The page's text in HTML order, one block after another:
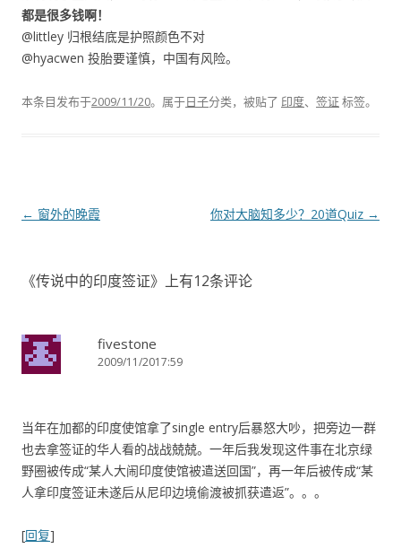
都是很多钱啊！
@littley 归根结底是护照颜色不对
@hyacwen 投胎要谨慎，中国有风险。
本条目发布于2009/11/20。属于日子分类，被贴了 印度、 签证标签。
文章导航
← 窗外的晚霞 你对大脑知多少？20道Quiz →
《传说中的印度签证》上有12条评论
fivestone
2009/11/2017:59
当年在加都的印度使馆拿了single entry后暴怒大吵，把旁边一群
也去拿签证的华人看的战战兢兢。一年后我发现这件事在北京绿
野圈被传成“某人大闹印度使馆被遣送回国”，再一年后被传成“某
人拿印度签证未遂后从尼印边境偷渡被抓获遣返”。。。
[回复]